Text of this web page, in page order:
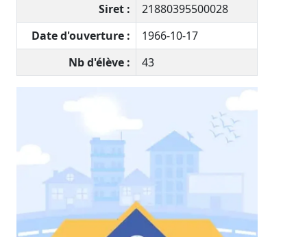
Siret :
21880395500028
Date d'ouverture :
1966-10-17
Nb d'élève :
43